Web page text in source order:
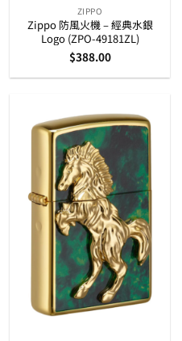
ZIPPO
Zippo 防風火機 – 經典水銀
Logo (ZPO-49181ZL)
$388.00